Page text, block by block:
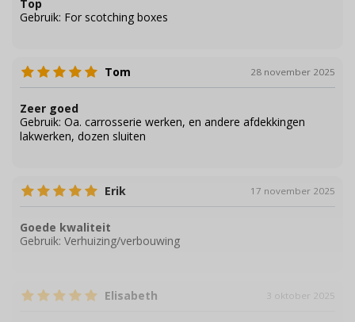
Top
Gebruik: For scotching boxes
Tom 28 november 2025
Zeer goed
Gebruik: Oa. carrosserie werken, en andere afdekkingen
lakwerken, dozen sluiten
Erik 17 november 2025
Goede kwaliteit
Gebruik: Verhuizing/verbouwing
Elisabeth 3 oktober 2025